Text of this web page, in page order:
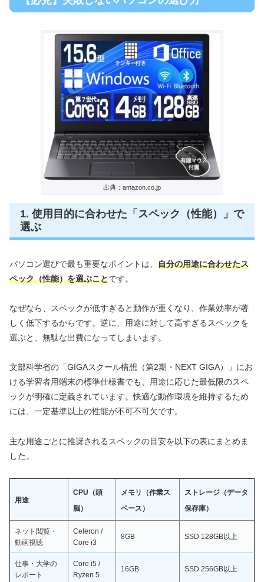
出典：amazon.co.jp
1. 使用目的に合わせた「スペック（性能）」で
選ぶ
パソコン選びで最も重要なポイントは、 自分の用途に合わせたス
ペック（性能）を選ぶことです。
なぜなら、スペックが低すぎると動作が重くなり、作業効率が著
しく低下するからです。逆に、用途に対して高すぎるスペックを
選ぶと、無駄な出費になってしまいます。
文部科学省の「GIGAスクール構想（第2期・NEXT GIGA）」にお
ける学習者用端末の標準仕様書でも、用途に応じた最低限のスペ
ックが明確に定義されています。快適な動作環境を維持するため
には、一定基準以上の性能が不可不可欠です。
主な用途ごとに推奨されるスペックの目安を以下の表にまとめま
した。
用途
CPU（頭
脳）
メモリ（作業ス
ペース）
ストレージ（データ
保存庫）
ネット閲覧・
動画視聴
Celeron /
Core i3
8GB SSD 128GB以上
仕事・大学の
レポート
Core i5 /
Ryzen 5
16GB SSD 256GB以上